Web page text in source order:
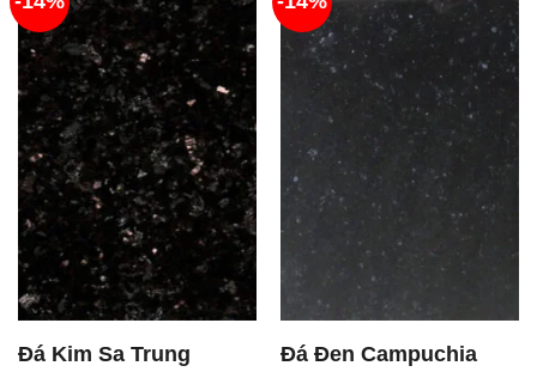
Đá Kim Sa Trung Đá Đen Campuchia